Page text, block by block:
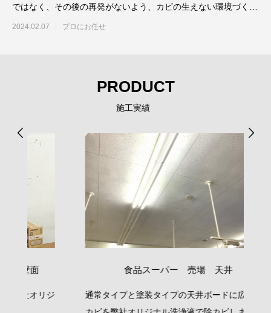
ではなく、その後の再発がないよう、カビの生えない環境づくり
を提案しております。年間
2024.02.07 プロにお任せ
PRODUCT
施工実績
食品スーパー 売場 天井
通常タイプと塗装タイプの天井ボードに広がった